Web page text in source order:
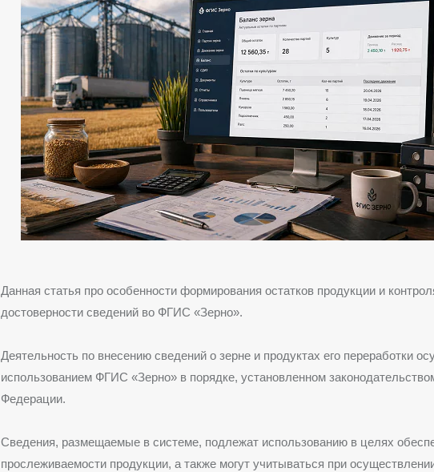
Данная статья про особенности формирования остатков продукции и
достоверности сведений во ФГИС «Зерно».
Деятельность по внесению сведений о зерне и продуктах его переработки
использованием ФГИС «Зерно» в порядке, установленном
Федерации.
Сведения, размещаемые в системе, подлежат использованию в целях
прослеживаемости продукции, а также могут учитываться при